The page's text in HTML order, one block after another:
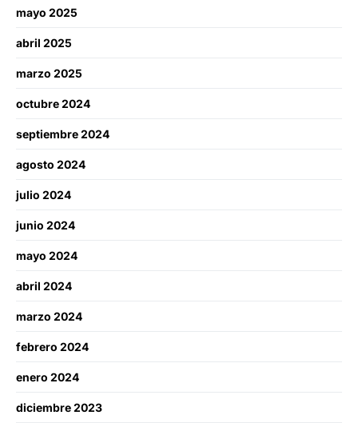
mayo 2025
abril 2025
marzo 2025
octubre 2024
septiembre 2024
agosto 2024
julio 2024
junio 2024
mayo 2024
abril 2024
marzo 2024
febrero 2024
enero 2024
diciembre 2023